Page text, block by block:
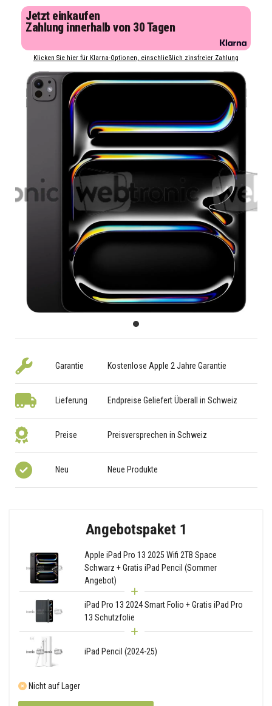
Jetzt einkaufen
Zahlung innerhalb von 30 Tagen
Klicken Sie hier für Klarna-Optionen, einschließlich zinsfreier Zahlung
Garantie Kostenlose Apple 2 Jahre Garantie
Lieferung Endpreise Geliefert Überall in Schweiz
Preise Preisversprechen in Schweiz
Neu Neue Produkte
Angebotspaket 1
Apple iPad Pro 13 2025 Wifi 2TB Space
Schwarz + Gratis iPad Pencil (Sommer
Angebot)
iPad Pro 13 2024 Smart Folio + Gratis iPad Pro
13 Schutzfolie
iPad Pencil (2024-25)
Nicht auf Lager